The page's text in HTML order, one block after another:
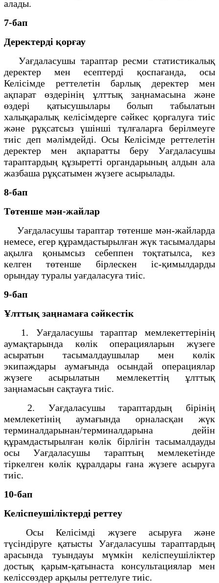
алады.
7-бап
Деректерді қорғау
Уағдаласушы тараптар ресми статистикалық
деректер мен есептерді қоспағанда, осы
Келісімде реттелетін барлық деректер мен
ақпарат өздерінің ұлттық заңнамасына және
өздері қатысушылары болып табылатын
халықаралық келісімдерге сәйкес қорғалуға тиіс
және рұқсатсыз үшінші тұлғаларға берілмеуге
тиіс деп мәлімдейді. Осы Келісімде реттелетін
деректер мен ақпаратты беру Уағдаласушы
тараптардың құзыретті органдарының алдын ала
жазбаша рұқсатымен жүзеге асырылады.
8-бап
Төтенше мән-жайлар
Уағдаласушы тараптар төтенше мән-жайларда
немесе, егер құрамдастырылған жүк тасымалдары
ақылға қонымсыз себеппен тоқтатылса, кез
келген төтенше бірлескен іс-қимылдарды
орындау туралы уағдаласуға тиіс.
9-бап
Ұлттық заңнамаға сәйкестік
1. Уағдаласушы тараптар мемлекеттерінің
аумақтарында көлік операцияларын жүзеге
асыратын тасымалдаушылар мен көлік
экипаждары аумағында осындай операциялар
жүзеге асырылатын мемлекеттің ұлттық
заңнамасын сақтауға тиіс.
2. Уағдаласушы тараптардың бірінің
мемлекетінің аумағында орналасқан жүк
терминалдарынан/терминалдарына дейін
құрамдастырылған көлік бірлігін тасымалдауды
осы Уағдаласушы тараптың мемлекетінде
тіркелген көлік құралдары ғана жүзеге асыруға
тиіс.
10-бап
Келіспеушіліктерді реттеу
Осы Келісімді жүзеге асыруға және
түсіндіруге қатысты Уағдаласушы тараптардың
арасында туындауы мүмкін келіспеушіліктер
достық қарым-қатынаста консультациялар мен
келіссөздер арқылы реттелуге тиіс.